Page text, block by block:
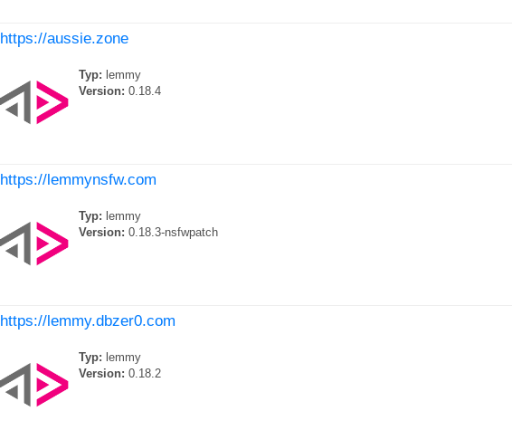
https://aussie.zone
Typ: lemmy
Version: 0.18.4
https://lemmynsfw.com
Typ: lemmy
Version: 0.18.3-nsfwpatch
https://lemmy.dbzer0.com
Typ: lemmy
Version: 0.18.2